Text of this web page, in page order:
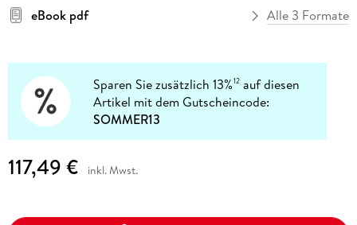
eBook pdf
Alle 3 Formate
Sparen Sie zusätzlich 13%12 auf diesen
Artikel mit dem Gutscheincode:
SOMMER13
117,49 € inkl. Mwst.